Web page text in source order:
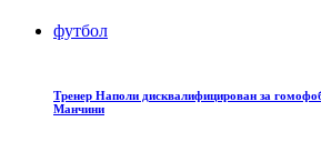
футбол
Тренер Наполи дисквалифицирован за
Манчини